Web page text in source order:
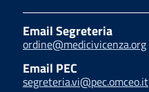
Email Segreteria
ordine@medicivicenza.org
Email PEC
segreteria.vi@pec.omceo.it